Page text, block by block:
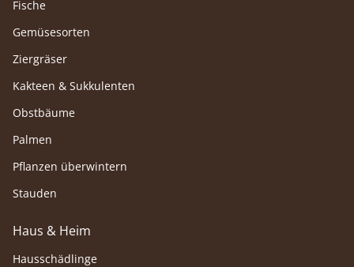
Fische
Gemüsesorten
Ziergräser
Kakteen & Sukkulenten
Obstbäume
Palmen
Pflanzen überwintern
Stauden
Haus & Heim
Hausschädlinge